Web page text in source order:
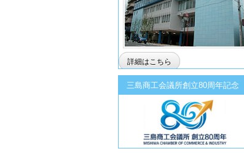
詳細はこちら
三島商工会議所創立80周年記念